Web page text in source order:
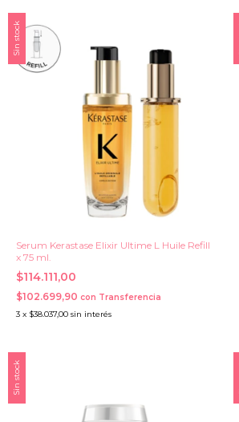
Sin stock
Serum Kerastase Elixir Ultime L Huile Refill
x 75 ml.
$114.111,00
$102.699,90 con Transferencia
3 x $38.037,00 sin interés
Sin stock